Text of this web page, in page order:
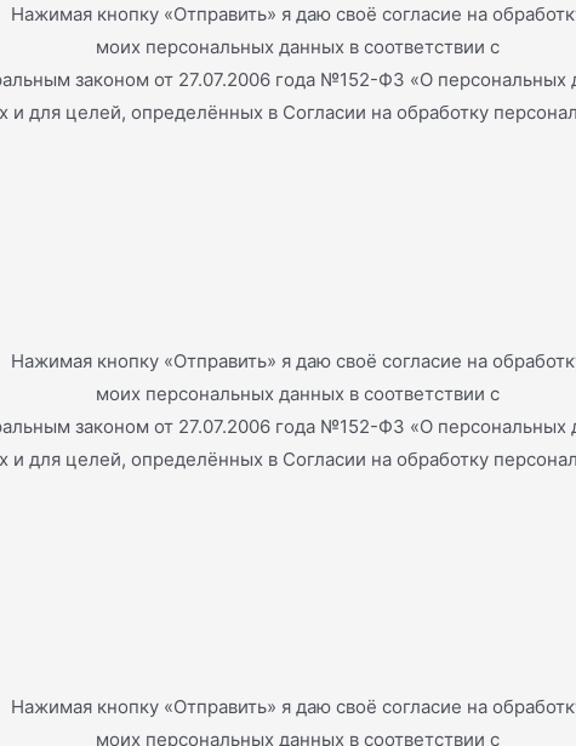
Нажимая кнопку «Отправить» я даю своё согласие на
моих персональных данных в соответствии с
законом от 27.07.2006 года №152-ФЗ «О персональных
и для целей, определённых в Согласии на обработку
Нажимая кнопку «Отправить» я даю своё согласие на
моих персональных данных в соответствии с
законом от 27.07.2006 года №152-ФЗ «О персональных
и для целей, определённых в Согласии на обработку
Нажимая кнопку «Отправить» я даю своё согласие на
моих персональных данных в соответствии с